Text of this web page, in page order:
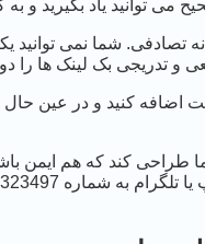
توانید یاد بگیرید و به
تصادفی. شما نمی توانید
و تدریجی بک لینک ها را
اضافه کنید و در عین حال
طراحی کند که هم ایمن